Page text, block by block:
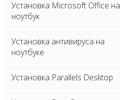
Установка Microsoft Office на
ноутбук
Установка антивируса на
ноутбуке
Установка Parallels Desktop